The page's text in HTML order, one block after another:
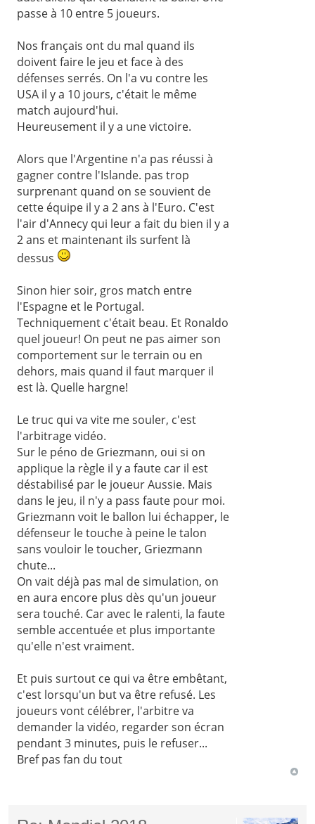
passe à 10 entre 5 joueurs.
Nos français ont du mal quand ils
doivent faire le jeu et face à des
défenses serrés. On l'a vu contre les
USA il y a 10 jours, c'était le même
match aujourd'hui.
Heureusement il y a une victoire.
Alors que l'Argentine n'a pas réussi à
gagner contre l'Islande. pas trop
surprenant quand on se souvient de
cette équipe il y a 2 ans à l'Euro. C'est
l'air d'Annecy qui leur a fait du bien il y a
2 ans et maintenant ils surfent là
dessus
Sinon hier soir, gros match entre
l'Espagne et le Portugal.
Techniquement c'était beau. Et Ronaldo
quel joueur! On peut ne pas aimer son
comportement sur le terrain ou en
dehors, mais quand il faut marquer il
est là. Quelle hargne!
Le truc qui va vite me souler, c'est
l'arbitrage vidéo.
Sur le péno de Griezmann, oui si on
applique la règle il y a faute car il est
déstabilisé par le joueur Aussie. Mais
dans le jeu, il n'y a pass faute pour moi.
Griezmann voit le ballon lui échapper, le
défenseur le touche à peine le talon
sans vouloir le toucher, Griezmann
chute...
On vait déjà pas mal de simulation, on
en aura encore plus dès qu'un joueur
sera touché. Car avec le ralenti, la faute
semble accentuée et plus importante
qu'elle n'est vraiment.
Et puis surtout ce qui va être embêtant,
c'est lorsqu'un but va être refusé. Les
joueurs vont célébrer, l'arbitre va
demander la vidéo, regarder son écran
pendant 3 minutes, puis le refuser...
Bref pas fan du tout